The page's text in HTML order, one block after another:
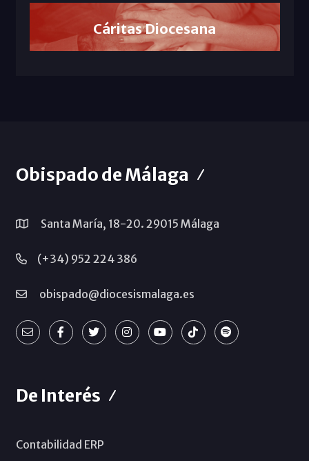
Cáritas Diocesana
Obispado de Málaga
Santa María, 18-20. 29015 Málaga
(+34) 952 224 386
obispado@diocesismalaga.es
De Interés
Contabilidad ERP